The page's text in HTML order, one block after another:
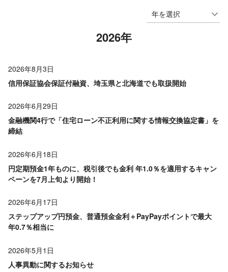
年を選択
2026年
2026年8月3日
信用保証協会保証付融資、埼玉県と北海道でも取扱開始
2026年6月29日
金融機関4行で「住宅ローン不正利用に関する情報交換協定書」を
締結
2026年6月18日
円定期預金1年ものに、税引後でも金利 年1.0％を適用するキャン
ペーンを7月上旬より開始！
2026年6月17日
ステップアップ円預金、普通預金金利＋PayPayポイントで最大
年0.7％相当に
2026年5月1日
人事異動に関するお知らせ